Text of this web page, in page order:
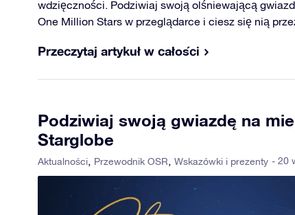
wdzięczności. Podziwiaj swoją olśniewającą
One Million Stars w przeglądarce i ciesz się nią
Przeczytaj artykuł w całości
Podziwiaj swoją gwiazdę na
Starglobe
Aktualności Przewodnik OSR Wskazówki i prezenty - 20